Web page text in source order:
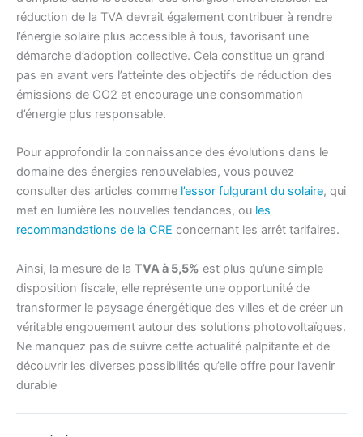
réduction de la TVA devrait également contribuer à rendre
l’énergie solaire plus accessible à tous, favorisant une
démarche d’adoption collective. Cela constitue un grand
pas en avant vers l’atteinte des objectifs de réduction des
émissions de CO2 et encourage une consommation
d’énergie plus responsable.
Pour approfondir la connaissance des évolutions dans le
domaine des énergies renouvelables, vous pouvez
consulter des articles comme l’essor fulgurant du solaire, qui
met en lumière les nouvelles tendances, ou les
recommandations de la CRE concernant les arrêt tarifaires.
Ainsi, la mesure de la TVA à 5,5% est plus qu’une simple
disposition fiscale, elle représente une opportunité de
transformer le paysage énergétique des villes et de créer un
véritable engouement autour des solutions photovoltaïques.
Ne manquez pas de suivre cette actualité palpitante et de
découvrir les diverses possibilités qu’elle offre pour l’avenir
durable